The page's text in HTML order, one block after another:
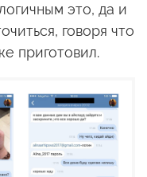
это, да и
говоря что
приготовил.